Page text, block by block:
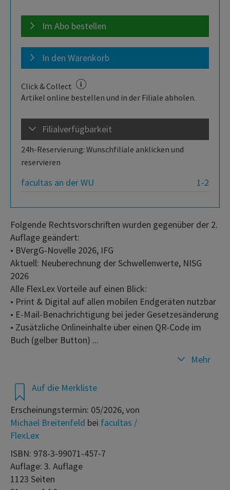
Im Abo bestellen
In den Warenkorb
Click & Collect
Artikel online bestellen und in der Filiale abholen.
Filialverfügbarkeit
24h-Reservierung: Wunschfiliale anklicken und
reservieren
1-2
facultas an der WU
Auf die Merkliste
Erscheinungstermin: 05/2026, von
Michael Breitenfeld bei facultas /
FlexLex
ISBN: 978-3-99071-457-7
Auflage: 3. Auflage
1123 Seiten
Folgende Rechtsvorschriften wurden gegenüber der 2.
Auflage geändert:
• BVergG-Novelle 2026, IFG
Aktuell: Neuberechnung der Schwellenwerte, NISG
2026
Alle FlexLex Vorteile auf einen Blick:
• Print & Digital auf allen mobilen Endgeräten nutzbar
• E-Mail-Benachrichtigung bei jeder Gesetzesänderung
• Zusätzliche Onlineinhalte über einen QR-Code im
Buch (gelber Button) ...
Mehr